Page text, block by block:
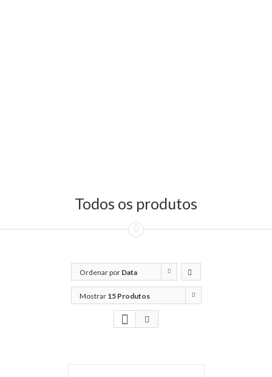
Todos os produtos
Ordenar por Data
Mostrar 15 Produtos